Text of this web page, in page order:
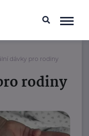
dávky pro rodiny
rodiny